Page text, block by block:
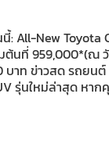
: All-New Toyota
มต้นที่ 959,000*(ณ
บาท ข่าวสด รถยน
รุ่นใหม่ล่าสุด หา